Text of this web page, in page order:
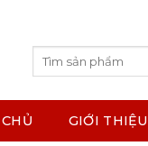
Search
GIỚI THIỆU